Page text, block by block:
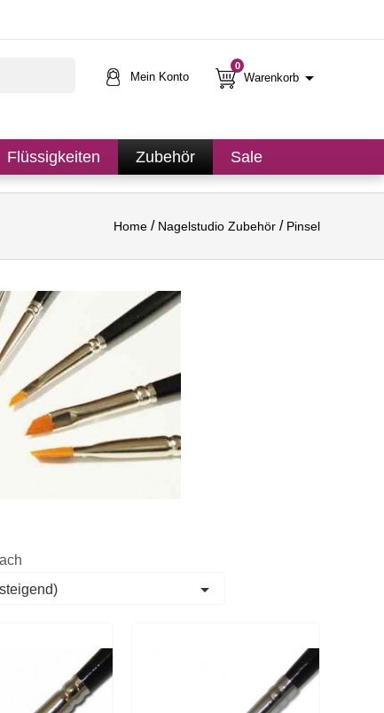
0
Warenkorb 
Mein Konto
Flüssigkeiten Zubehör Sale
Home Nagelstudio Zubehör Pinsel
